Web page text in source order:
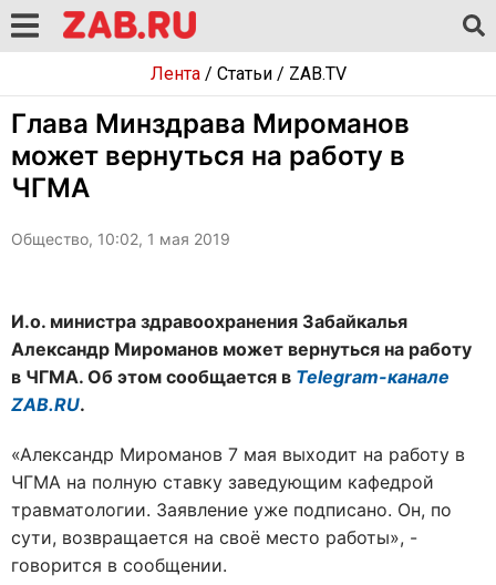
Лента/ Статьи/ ZAB.TV
Глава Минздрава Мироманов
может вернуться на работу в
ЧГМА
Общество, 10:02, 1 мая 2019
И.о. министра здравоохранения Забайкалья
Александр Мироманов может вернуться на работу
в ЧГМА. Об этом сообщается в Telegram-канале
ZAB.RU.
«Александр Мироманов 7 мая выходит на работу в
ЧГМА на полную ставку заведующим кафедрой
травматологии. Заявление уже подписано. Он, по
сути, возвращается на своё место работы», -
говорится в сообщении.